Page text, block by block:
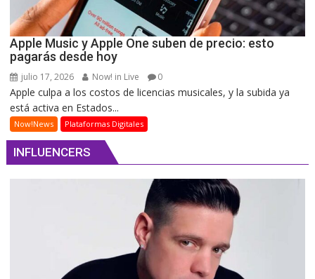
Apple Music y Apple One suben de precio: esto
pagarás desde hoy
julio 17, 2026 Now! in Live 0
Apple culpa a los costos de licencias musicales, y la subida ya
está activa en Estados...
Now!News Plataformas Digitales
INFLUENCERS